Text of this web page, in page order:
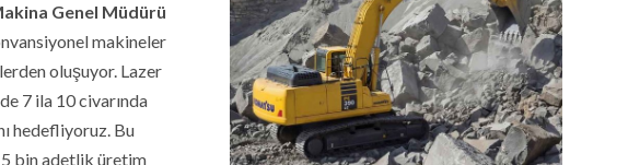
Genel Müdürü
makineler
oluşuyor. Lazer
7 ila 10 civarında
hedefliyoruz. Bu
5 bin adetlik üretim